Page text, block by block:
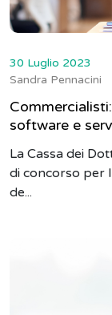
30 Luglio 2023
Sandra Pennacini
software e
La Cassa dei
di concorso per
de...